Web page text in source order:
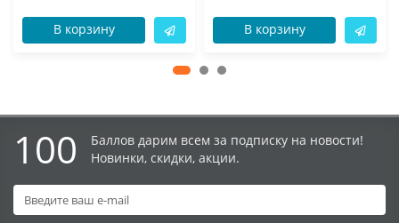
В корзину В корзину
100
Баллов дарим всем за подписку на новости!
Новинки, скидки, акции.